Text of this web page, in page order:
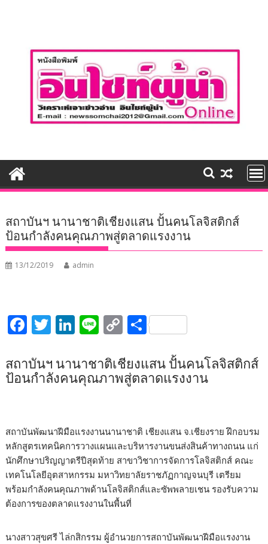
สถาบันฯ นานาชาติเชียงแสน ปั้นคนโลจิสติกส์
ป้อนกำลังคนคุณภาพสู่ตลาดแรงงาน
13/12/2019 admin
F
e
b
k
T
itt
er
Li
k
e
Li
e
C
p
y
k
S
ar
e
สถาบันฯ นานาชาติเชียงแสน ปั้นคนโลจิสติกส์
ป้อนกำลังคนคุณภาพสู่ตลาดแรงงาน
สถาบันพัฒนาฝีมือแรงงานนานาชาติ เชียงแสน จ.เชียงราย ฝึกอบรม
หลักสูตรเทคนิคการวางแผนและบริหารงานขนส่งสินค้าทางถนน แก่
นักศึกษาปริญญาตรีปีสุดท้าย สาขาวิชาการจัดการโลจิสติกส์ คณะ
เทคโนโลยีอุตสาหกรรม มหาวิทยาลัยราชภัฏกาญจนบุรี เตรียม
พร้อมกำลังคนคุณภาพด้านโลจิสติกส์และซัพพลายเชน รองรับความ
ต้องการของตลาดแรงงานในพื้นที่
นางสาวสุขศรี ไล่กสิกรรม ผู้อำนวยการสถาบันพัฒนาฝีมือแรงงาน